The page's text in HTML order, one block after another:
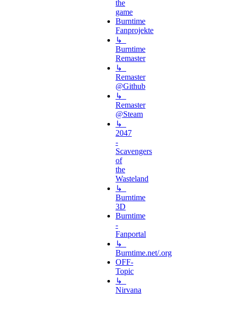
the
game
Burntime
Fanprojekte
↳
Burntime
Remaster
↳
Remaster
@Github
↳
Remaster
@Steam
↳
2047
-
Scavengers
of
the
Wasteland
↳
Burntime
3D
Burntime
-
Fanportal
↳
Burntime.net/.org
OFF-
Topic
↳
Nirvana